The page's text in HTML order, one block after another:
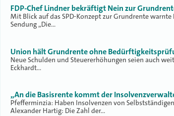
FDP-Chef Lindner bekräftigt Nein zur
Mit Blick auf das SPD-Konzept zur Grundrente
Sendung „Die…
Union hält Grundrente ohne
Neue Schulden und Steuererhöhungen seien auch
Eckhardt…
„An die Basisrente kommt der
Pfefferminzia: Haben Insolvenzen von
Alexander Hartig: Die Zahl der…